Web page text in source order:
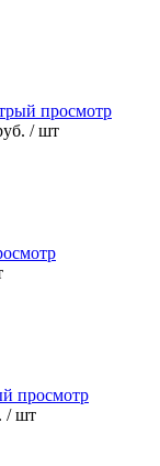
просмотр
/ шт
просмотр
/ шт